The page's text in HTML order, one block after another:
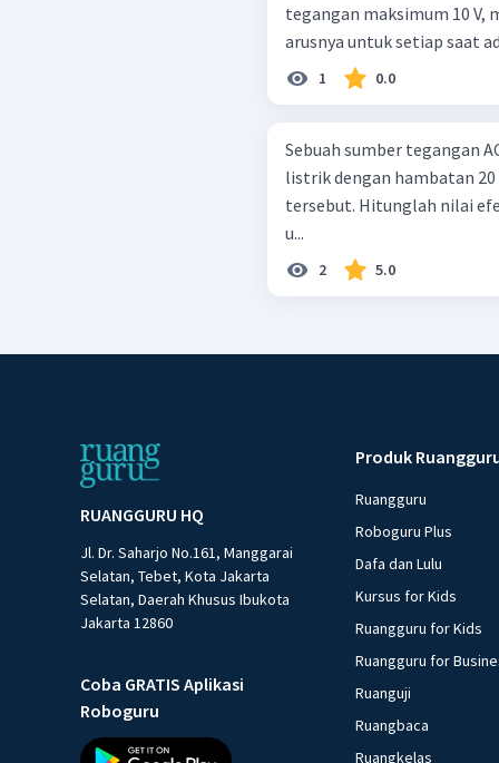
tegangan maksimum 10 V,
arusnya untuk setiap saat
1 0.0
Sebuah sumber tegangan
listrik dengan hambatan
tersebut. Hitunglah nilai
u...
2 5.0
RUANGGURU HQ
Jl. Dr. Saharjo No.161, Manggarai
Selatan, Tebet, Kota Jakarta
Selatan, Daerah Khusus Ibukota
Jakarta 12860
Coba GRATIS Aplikasi
Roboguru
Produk
Ruangguru
Roboguru Plus
Dafa dan Lulu
Kursus for Kids
Ruangguru for Kids
Ruangguru for
Ruanguji
Ruangbaca
Ruangkelas